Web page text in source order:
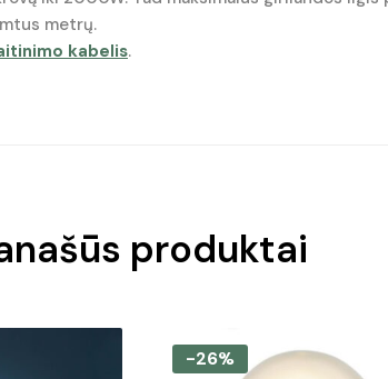
metrų.
kabelis.
produktai
-26%